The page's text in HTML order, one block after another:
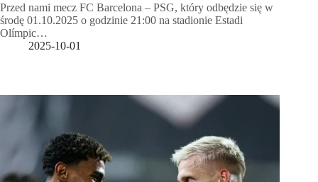
Przed nami mecz FC Barcelona – PSG, który odbędzie się w
środę 01.10.2025 o godzinie 21:00 na stadionie Estadi
Olímpic…
2025-10-01